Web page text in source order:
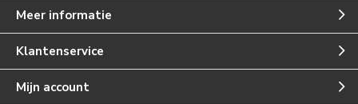
Meer informatie
Klantenservice
Mijn account